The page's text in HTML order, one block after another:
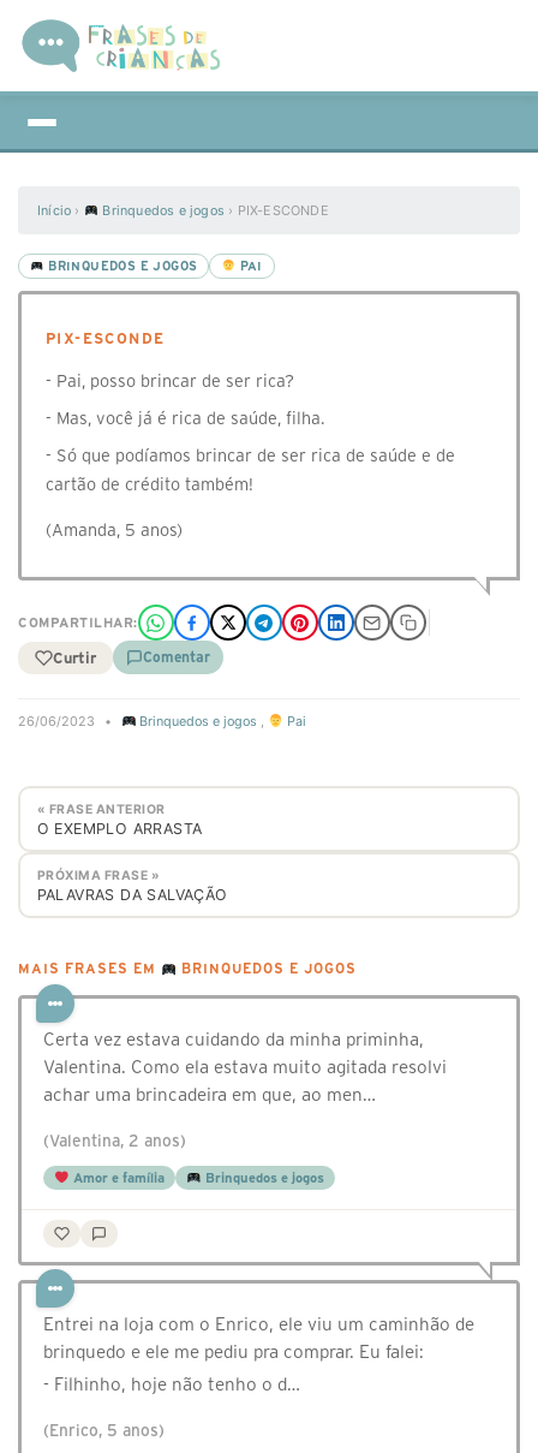
Início › Brinquedos e jogos › PIX-ESCONDE
BRINQUEDOS E JOGOS PAI
PIX-ESCONDE
- Pai, posso brincar de ser rica?
- Mas, você já é rica de saúde, filha.
- Só que podíamos brincar de ser rica de saúde e de
cartão de crédito também!
(Amanda, 5 anos)
COMPARTILHAR:
Curtir Comentar
26/06/2023 • Brinquedos e jogos , Pai
« FRASE ANTERIOR
O EXEMPLO ARRASTA
PRÓXIMA FRASE »
PALAVRAS DA SALVAÇÃO
MAIS FRASES EM BRINQUEDOS E JOGOS
Certa vez estava cuidando da minha priminha,
Valentina. Como ela estava muito agitada resolvi
achar uma brincadeira em que, ao men…
(Valentina, 2 anos)
Amor e família Brinquedos e jogos
Entrei na loja com o Enrico, ele viu um caminhão de
brinquedo e ele me pediu pra comprar. Eu falei:
- Filhinho, hoje não tenho o d…
(Enrico, 5 anos)